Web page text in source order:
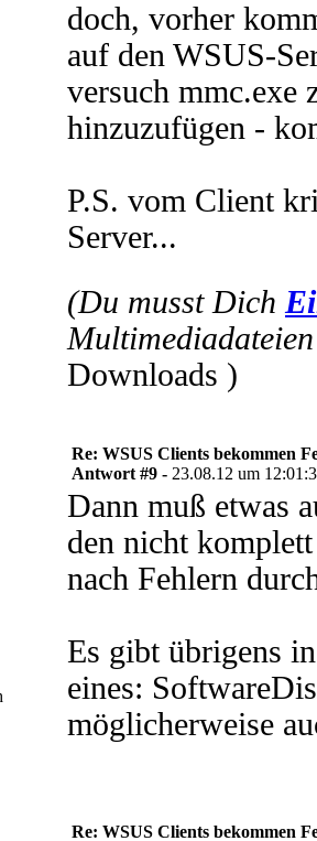
doch, vorher
auf den WSUS-
versuch mmc.exe
hinzuzufügen -
P.S. vom Client
Server...
(Du musst Dich
Downloads )
Re: WSUS Clients bekommen
Antwort #9 - 23.08.12 um
Dann muß etwas
den nicht
nach Fehlern
Es gibt übrigens
eines:
möglicherweise
Re: WSUS Clients bekommen